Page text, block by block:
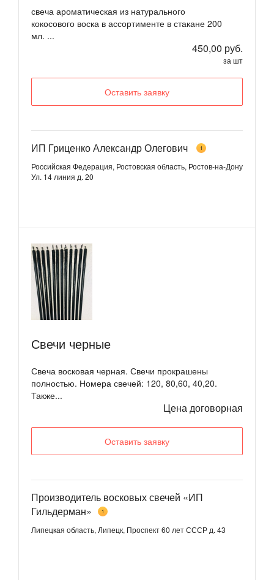
свеча ароматическая из натурального
кокосового воска в ассортименте в стакане 200
мл. ...
450,00 руб.
за шт
Оставить заявку
ИП Гриценко Александр Олегович 1
Российская Федерация, Ростовская область, Ростов-на-Дону
Ул. 14 линия д. 20
Свечи черные
Свеча восковая черная. Свечи прокрашены
полностью. Номера свечей: 120, 80,60, 40,20.
Также...
Цена договорная
Оставить заявку
Производитель восковых свечей «ИП
Гильдерман»
1
Липецкая область, Липецк, Проспект 60 лет СССР д. 43